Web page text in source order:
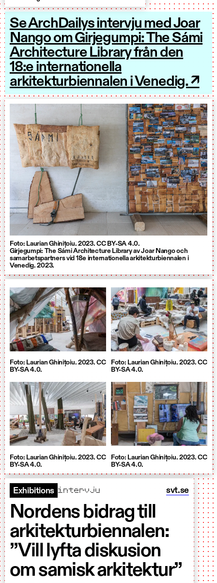
Se ArchDailys intervju med Joar
Nango om Girjegumpi: The Sámi
Architecture Library från den
18:e internationella
arkitekturbiennalen i Venedig. ↗
Foto: Laurian Ghinițoiu. 2023. CC BY-SA 4.0.
Girjegumpi: The Sámi Architecture Library av Joar Nango och
samarbetspartners vid 18e internationella arkitekturbiennalen i
Venedig. 2023.
Foto: Laurian Ghinițoiu. 2023. CC
BY-SA 4.0.
Foto: Laurian Ghinițoiu. 2023. CC
BY-SA 4.0.
Foto: Laurian Ghinițoiu. 2023. CC
BY-SA 4.0.
Foto: Laurian Ghinițoiu. 2023. CC
BY-SA 4.0.
Exhibitions intervju svt.se
Nordens bidrag till
arkitekturbiennalen:
”Vill lyfta diskusion
om samisk arkitektur”